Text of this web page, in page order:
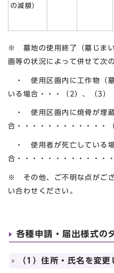
の減額）
※ 墓地の使用終了（墓じま
画等の状況によって併せて次
・ 使用区画内に工作物（墓
いる場合・・・（2）、（3）
・ 使用区画内に焼骨が埋
合・・・・・・・・・・・・
・ 使用者が死亡している
合・・・・・・・・・・・・
※ その他、ご不明な点がご
い合わせください。
各種申請・届出様式の
（1）住所・氏名を変更